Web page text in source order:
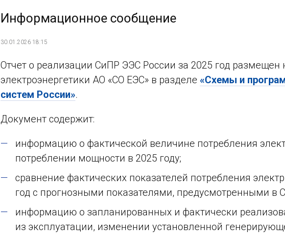
Информационное сообщение
30.01.2026 18:15
Отчет о реализации СиПР ЭЭС России за 2025 год размещен
электроэнергетики АО «СО ЕЭС» в разделе «Схемы и
систем России».
Документ содержит:
информацию о фактической величине потребления
потреблении мощности в 2025 году;
сравнение фактических показателей потребления
год с прогнозными показателями, предусмотренными в
информацию о запланированных и фактически
из эксплуатации, изменении установленной